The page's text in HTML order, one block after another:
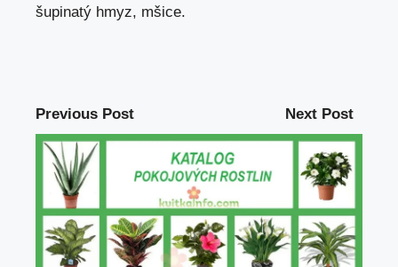
šupinatý hmyz, mšice.
Previous Post Next Post